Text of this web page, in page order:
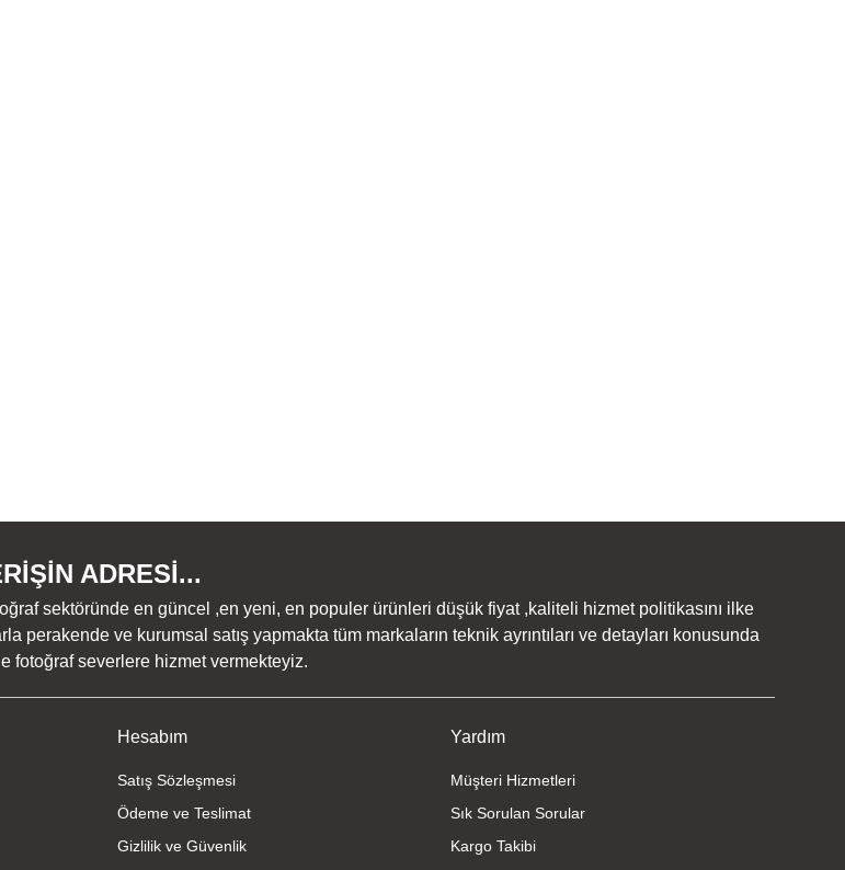
ADRESİ...
sektöründe en güncel ,en yeni, en populer ürünleri düşük fiyat ,kaliteli hizmet politikasını ilke
perakende ve kurumsal satış yapmakta tüm markaların teknik ayrıntıları ve detayları konusunda
fotoğraf severlere hizmet vermekteyiz.
Hesabım
Satış Sözleşmesi
Ödeme ve Teslimat
Gizlilik ve Güvenlik
Yardım
Müşteri Hizmetleri
Sık Sorulan Sorular
Kargo Takibi